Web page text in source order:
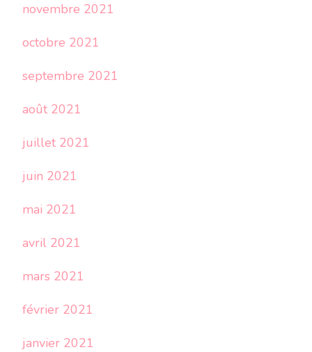
novembre 2021
octobre 2021
septembre 2021
août 2021
juillet 2021
juin 2021
mai 2021
avril 2021
mars 2021
février 2021
janvier 2021